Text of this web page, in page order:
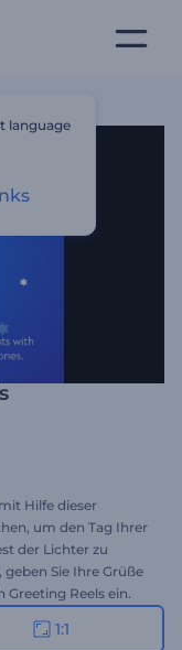
Hilfe dieser
um den Tag Ihrer
der Lichter zu
Sie Ihre Grüße
Reels ein.
Einladungen zu
jetzt aus!
1:1
language